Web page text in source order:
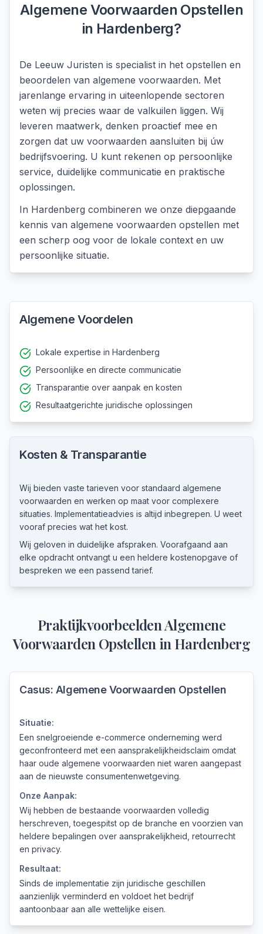
Algemene Voorwaarden Opstellen
in Hardenberg?
De Leeuw Juristen is specialist in het opstellen en
beoordelen van algemene voorwaarden. Met
jarenlange ervaring in uiteenlopende sectoren
weten wij precies waar de valkuilen liggen. Wij
leveren maatwerk, denken proactief mee en
zorgen dat uw voorwaarden aansluiten bij úw
bedrijfsvoering. U kunt rekenen op persoonlijke
service, duidelijke communicatie en praktische
oplossingen.
In Hardenberg combineren we onze diepgaande
kennis van algemene voorwaarden opstellen met
een scherp oog voor de lokale context en uw
persoonlijke situatie.
Algemene Voordelen
Lokale expertise in Hardenberg
Persoonlijke en directe communicatie
Transparantie over aanpak en kosten
Resultaatgerichte juridische oplossingen
Kosten & Transparantie
Wij bieden vaste tarieven voor standaard algemene
voorwaarden en werken op maat voor complexere
situaties. Implementatieadvies is altijd inbegrepen. U weet
vooraf precies wat het kost.
Wij geloven in duidelijke afspraken. Voorafgaand aan
elke opdracht ontvangt u een heldere kostenopgave of
bespreken we een passend tarief.
PraktijkvoorbeeldenAlgemene
Voorwaarden Opstellen in Hardenberg
Casus: Algemene Voorwaarden Opstellen
Situatie:
Een snelgroeiende e-commerce onderneming werd
geconfronteerd met een aansprakelijkheidsclaim omdat
haar oude algemene voorwaarden niet waren aangepast
aan de nieuwste consumentenwetgeving.
Onze Aanpak:
Wij hebben de bestaande voorwaarden volledig
herschreven, toegespitst op de branche en voorzien van
heldere bepalingen over aansprakelijkheid, retourrecht
en privacy.
Resultaat:
Sinds de implementatie zijn juridische geschillen
aanzienlijk verminderd en voldoet het bedrijf
aantoonbaar aan alle wettelijke eisen.